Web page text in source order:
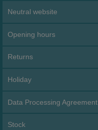
Neutral website
Opening hours
Returns
Holiday
Data Processing Agreement
Stock